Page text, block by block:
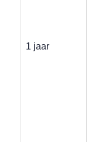
1 jaar